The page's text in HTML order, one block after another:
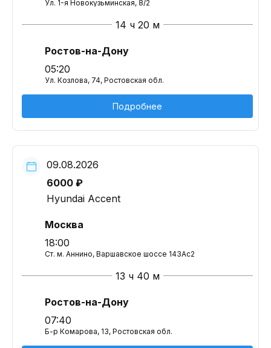
Ул. 1-я Новокузьминская, 8/2
14 ч 20 м
Ростов-на-Дону
05:20
Ул. Козлова, 74, Ростовская обл.
Подробнее
09.08.2026
6000 ₽
Hyundai Accent
Москва
18:00
Ст. м. Аннино, Варшавское шоссе 143Ас2
13 ч 40 м
Ростов-на-Дону
07:40
Б-р Комарова, 13, Ростовская обл.